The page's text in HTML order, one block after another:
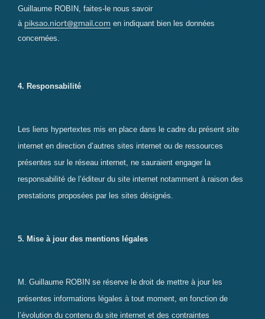
Guillaume ROBIN, faites-­le nous savoir
à piksao.niort@gmail.com en indiquant bien les données
concernées.
4. Responsabilité
Les liens hypertextes mis en place dans le cadre du présent site
internet en direction d’autres sites internet ou de ressources
présentes sur le réseau internet, ne sauraient engager la
responsabilité de l’éditeur du site internet notamment à raison des
prestations proposées par les sites désignés.
5. Mise à jour des mentions légales
M. Guillaume ROBIN se réserve le droit de mettre à jour les
présentes informations légales à tout moment, en fonction de
l’évolution du contenu du site internet et des contraintes